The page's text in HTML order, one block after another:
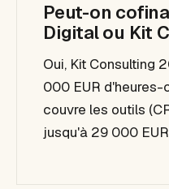
Peut-on
Digital ou Kit
Oui, Kit Consulting
000 EUR
couvre les outils
jusqu'à 29 000